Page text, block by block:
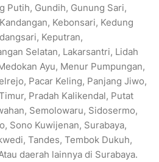
Putih, Gundih, Gunung Sari,
Kebonsari, Kedung
Keputran,
Selatan, Lakarsantri, Lidah
Ayu, Menur Pumpungan,
Pacar Keling, Panjang Jiwo,
Pradah Kalikendal, Putat
Semolowaru, Sidosermo,
Sono Kuwijenan, Surabaya,
Tandes, Tembok Dukuh,
daerah lainnya di Surabaya.